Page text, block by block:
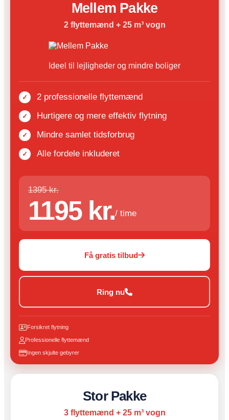
Mellem Pakke
2 flyttemænd + 25 m³ vogn
Ideel til lejligheder og mindre boliger
2 professionelle flyttemænd
Hurtigere og mere effektiv flytning
Mindre samlet tidsforbrug
Alle fordele inkluderet
1395 kr.
1195 kr./ time
Få gratis tilbud
Ring nu
Forsikret flytning
Professionelle flyttemænd
Ingen skjulte gebyrer
Stor Pakke
3 flyttemænd + 25 m³ vogn